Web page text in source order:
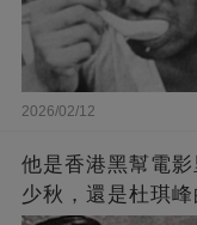
2026/02/12
他是香港黑幫電
少秋，還是杜琪